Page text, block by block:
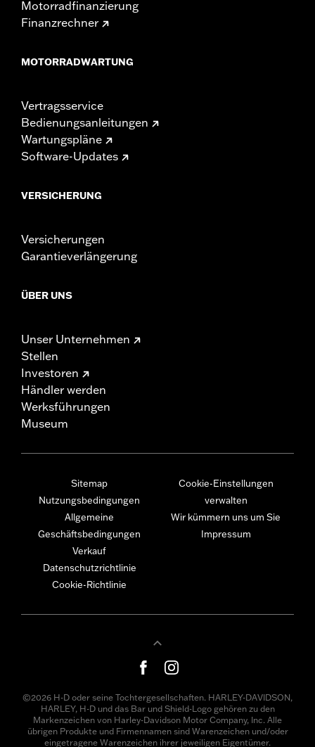
Motorradfinanzierung
Finanzrechner
MOTORRADWARTUNG
Vertragsservice
Bedienungsanleitungen
Wartungspläne
Software-Updates
VERSICHERUNG
Versicherungen
Garantieverlängerung
ÜBER UNS
Unser Unternehmen
Stellen
Investoren
Händler werden
Werksführungen
Museum
Sitemap
Nutzungsbedingungen
Allgemeine
Geschäftsbedingungen
Verkauf
Datenschutzrichtlinie
Cookie-Richtlinie
Cookie-Einstellungen
verwalten
Wir kümmern uns um Sie
Impressum
©2026 H-D oder seine Tochtergesellschaften. HARLEY-DAVIDSON,
HARLEY, H-D und das Bar und Shield-Logo gehören zu den
Markenzeichen von Harley-Davidson Motor Company, Inc. Alle
übrigen Produkte und Firmennamen sind Warenzeichen und/oder
eingetragene Warenzeichen ihrer jeweiligen Eigentümer.